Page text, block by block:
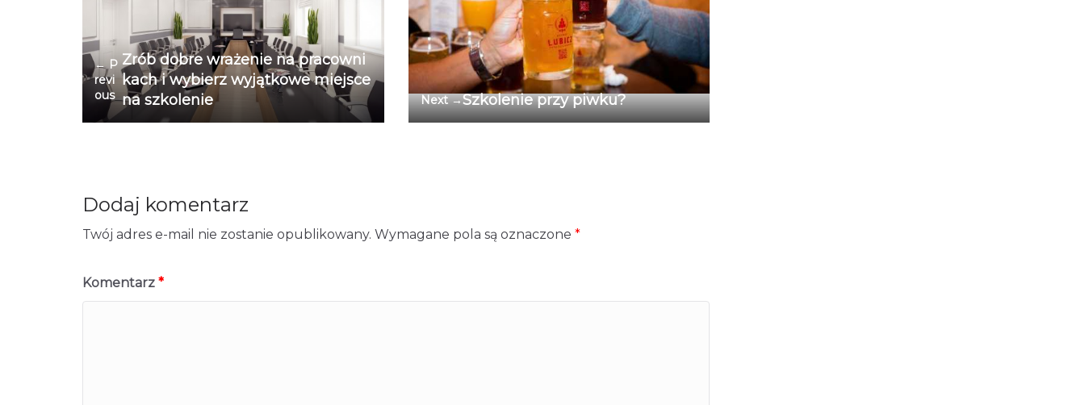
← P
revi
ous
Zrób dobre wrażenie na pracowni
kach i wybierz wyjątkowe miejsce
na szkolenie
Next →Szkolenie przy piwku?
Dodaj komentarz
Twój adres e-mail nie zostanie opublikowany. Wymagane pola są oznaczone *
Komentarz *